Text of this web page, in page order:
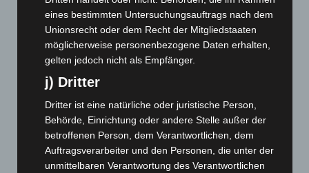
März 2025 (111)
Februar 2025(96)
Januar 2025(88)
Dezember 2024(89)
November 2024(94)
Oktober 2024 (93)
September 2024
(112)
August 2024(107)
eines bestimmten Untersuchungsauftrags nach dem
Unionsrecht oder dem Recht der Mitgliedstaaten
möglicherweise personenbezogene Daten erhalten,
gelten jedoch nicht als Empfänger.
j) Dritter
Dritter ist eine natürliche oder juristische Person,
Behörde, Einrichtung oder andere Stelle außer der
betroffenen Person, dem Verantwortlichen, dem
Auftragsverarbeiter und den Personen, die unter der
unmittelbaren Verantwortung des Verantwortlichen